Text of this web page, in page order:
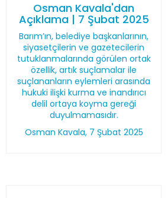
Osman Kavala'dan
Açıklama | 7 Şubat 2025
Barım’ın, belediye başkanlarının,
siyasetçilerin ve gazetecilerin
tutuklanmalarında görülen ortak
özellik, artık suçlamalar ile
suçlananların eylemleri arasında
hukuki ilişki kurma ve inandırıcı
delil ortaya koyma gereği
duyulmamasıdır.
Osman Kavala, 7 Şubat 2025